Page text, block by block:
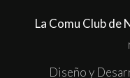
La Comu Club de
Diseño y